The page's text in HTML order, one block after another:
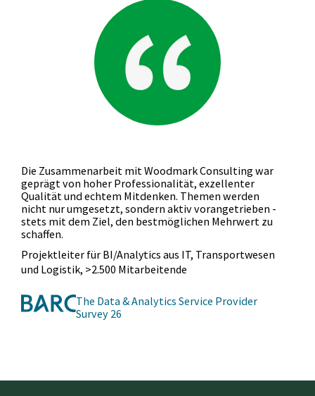
Die Zusammenarbeit mit Woodmark Consulting war
geprägt von hoher Professionalität, exzellenter
Qualität und echtem Mitdenken. Themen werden
nicht nur umgesetzt, sondern aktiv vorangetrieben -
stets mit dem Ziel, den bestmöglichen Mehrwert zu
schaffen.
Projektleiter für BI/Analytics aus IT, Transportwesen
und Logistik, >2.500 Mitarbeitende
The Data & Analytics Service Provider
Survey 26